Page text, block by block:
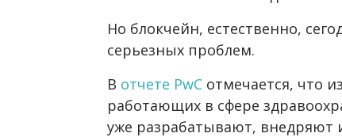
Но блокчейн, естественно,
серьезных проблем.
В отчете PwC отмечается, что
работающих в сфере
уже разрабатывают, внедряют